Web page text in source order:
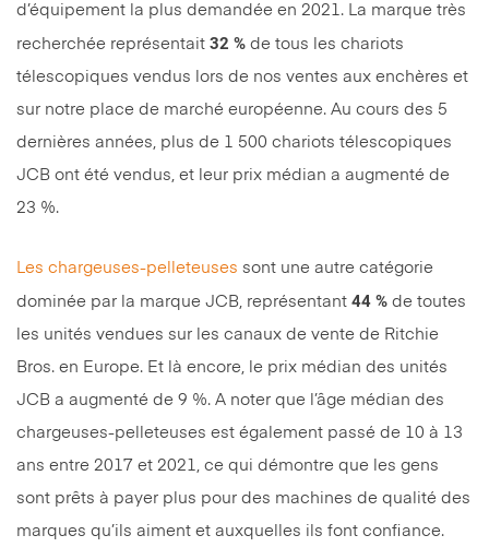
d’équipement la plus demandée en 2021. La marque très
recherchée représentait 32 % de tous les chariots
télescopiques vendus lors de nos ventes aux enchères et
sur notre place de marché européenne. Au cours des 5
dernières années, plus de 1 500 chariots télescopiques
JCB ont été vendus, et leur prix médian a augmenté de
23 %.
Les chargeuses-pelleteuses sont une autre catégorie
dominée par la marque JCB, représentant 44 % de toutes
les unités vendues sur les canaux de vente de Ritchie
Bros. en Europe. Et là encore, le prix médian des unités
JCB a augmenté de 9 %. A noter que l’âge médian des
chargeuses-pelleteuses est également passé de 10 à 13
ans entre 2017 et 2021, ce qui démontre que les gens
sont prêts à payer plus pour des machines de qualité des
marques qu’ils aiment et auxquelles ils font confiance.